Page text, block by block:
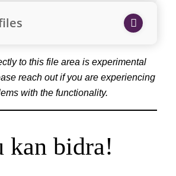
to this file area is experimental
reach out if you are experiencing
with the functionality.
kan bidra!